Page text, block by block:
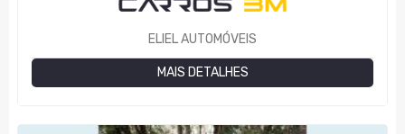
ELIEL AUTOMÓVEIS
MAIS DETALHES